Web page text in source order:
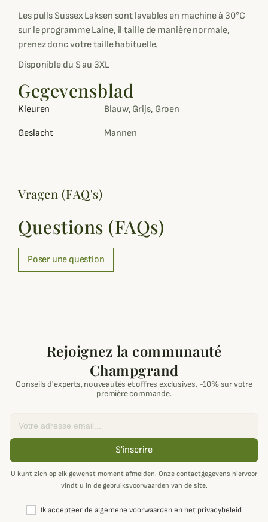
Les pulls Sussex Laksen sont lavables en machine à 30°C
sur le programme Laine, il taille de manière normale,
prenez donc votre taille habituelle.
Disponible du S au 3XL
Gegevensblad
Kleuren Blauw, Grijs, Groen
Geslacht Mannen
Vragen (FAQ's)
Questions (FAQs)
Poser une question
Rejoignez la communauté
Champgrand
Conseils d'experts, nouveautés et offres exclusives. -10% sur votre
première commande.
S'inscrire
U kunt zich op elk gewenst moment afmelden. Onze contactgegevens hiervoor
vindt u in de gebruiksvoorwaarden van de site.
Ik accepteer de algemene voorwaarden en het privacybeleid